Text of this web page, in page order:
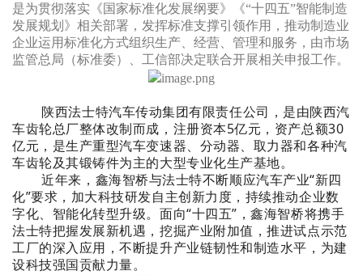
是为贯彻落实《国家标准化发展纲要》《“十四五”智能制造
发展规划》相关部署，发挥标准支撑引领作用，推动制造业
企业运用标准化方式组织生产、经营、管理和服务，由市场
监管总局（标准委）、工信部决定联合开展相关申报工作。
陕西法士特汽车传动集团有限责任公司，是由陕西汽
车齿轮总厂整体改制而成，注册资本5亿元，资产总额30
亿元，是生产重型汽车变速器、分动器、取力器和各种汽
车齿轮及其锻铸件为主的大型专业化生产基地。
近年来，鑫海智桥与法士特不断顺应汽车产业“新四
化”要求，加大科技研发自主创新力度，持续推动企业数
字化、智能化转型升级。面向“十四五”，鑫海智桥将携手
法士特把握发展新机遇，挖掘产业附加值，推进试点示范
工厂的深入应用，不断提升产业链韧性和制造水平，为建
设科技强国贡献力量。